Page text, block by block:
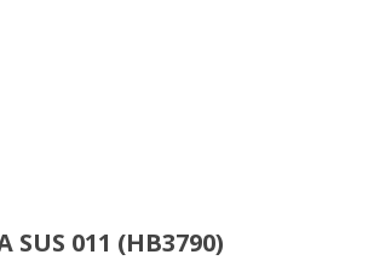
011 (HB3790)